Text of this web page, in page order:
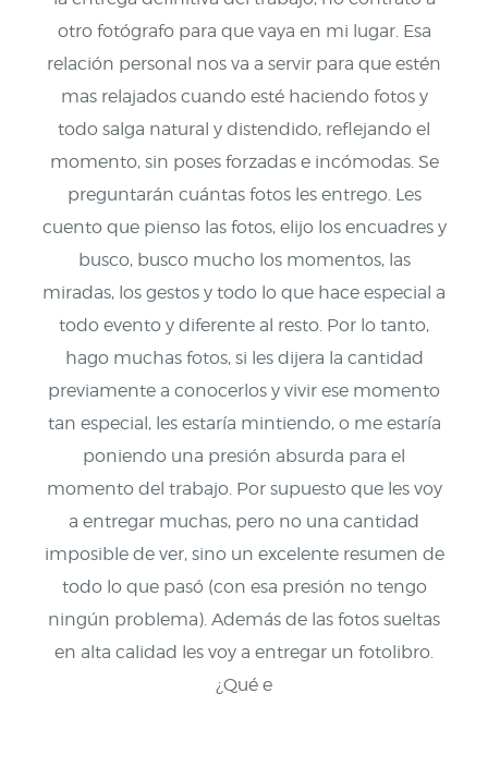
otro fotógrafo para que vaya en mi lugar. Esa
relación personal nos va a servir para que estén
mas relajados cuando esté haciendo fotos y
todo salga natural y distendido, reflejando el
momento, sin poses forzadas e incómodas. Se
preguntarán cuántas fotos les entrego. Les
cuento que pienso las fotos, elijo los encuadres y
busco, busco mucho los momentos, las
miradas, los gestos y todo lo que hace especial a
todo evento y diferente al resto. Por lo tanto,
hago muchas fotos, si les dijera la cantidad
previamente a conocerlos y vivir ese momento
tan especial, les estaría mintiendo, o me estaría
poniendo una presión absurda para el
momento del trabajo. Por supuesto que les voy
a entregar muchas, pero no una cantidad
imposible de ver, sino un excelente resumen de
todo lo que pasó (con esa presión no tengo
ningún problema). Además de las fotos sueltas
en alta calidad les voy a entregar un fotolibro.
¿Qué e